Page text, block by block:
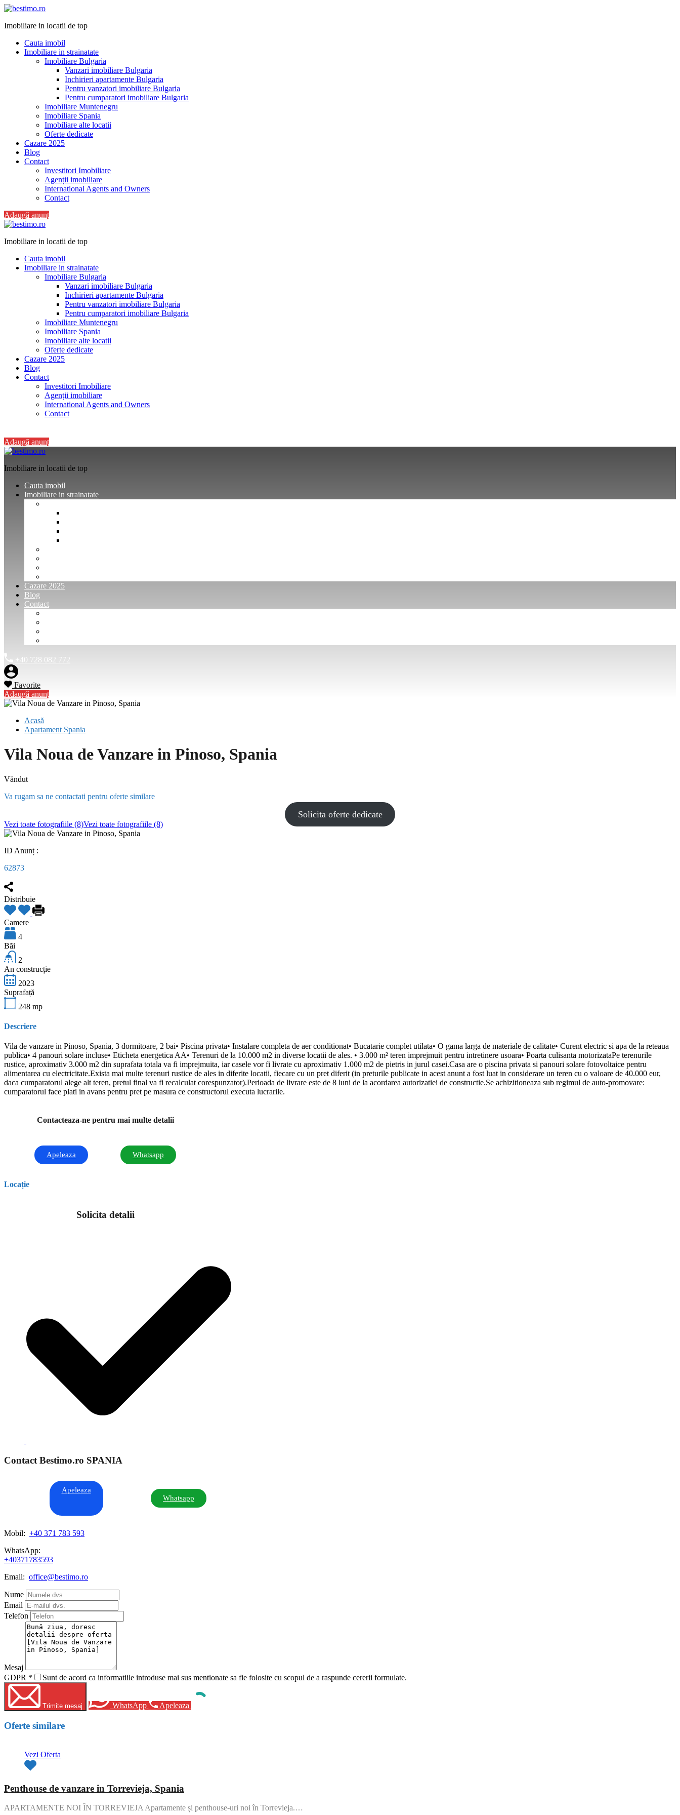
Imobiliare in locatii de top
Cauta imobil
Imobiliare in strainatate
Imobiliare Bulgaria
Vanzari imobiliare Bulgaria
Inchirieri apartamente Bulgaria
Pentru vanzatori imobiliare Bulgaria
Pentru cumparatori imobiliare Bulgaria
Imobiliare Muntenegru
Imobiliare Spania
Imobiliare alte locatii
Oferte dedicate
Cazare 2025
Blog
Contact
Investitori Imobiliare
Agenții imobiliare
International Agents and Owners
Contact
Adaugă anunț
Imobiliare in locatii de top
Cauta imobil
Imobiliare in strainatate
Imobiliare Bulgaria
Vanzari imobiliare Bulgaria
Inchirieri apartamente Bulgaria
Pentru vanzatori imobiliare Bulgaria
Pentru cumparatori imobiliare Bulgaria
Imobiliare Muntenegru
Imobiliare Spania
Imobiliare alte locatii
Oferte dedicate
Cazare 2025
Blog
Contact
Investitori Imobiliare
Agenții imobiliare
International Agents and Owners
Contact
Adaugă anunț
Imobiliare in locatii de top
Cauta imobil
Imobiliare in strainatate
Cazare 2025
Blog
Contact
+40 728 082 772
Favorite
Adaugă anunț
Acasă
Apartament Spania
Vila Noua de Vanzare in Pinoso, Spania
Văndut
Va rugam sa ne contactati pentru oferte similare
Solicita oferte dedicate
Vezi toate fotografiile (8)Vezi toate fotografiile (8)
ID Anunț :
62873
Distribuie
Camere
4
Băi
2
An construcție
2023
Suprafață
248 mp
Descriere
Vila de vanzare in Pinoso, Spania, 3 dormitoare, 2 bai• Piscina privata• Instalare completa de aer conditionat• Bucatarie complet utilata• O gama larga de materiale de calitate• Curent electric si apa de la reteaua
publica• 4 panouri solare incluse• Eticheta energetica AA• Terenuri de la 10.000 m2 in diverse locatii de ales. • 3.000 m² teren imprejmuit pentru intretinere usoara• Poarta culisanta motorizataPe terenurile
rustice, aproximativ 3.000 m2 din suprafata totala va fi imprejmuita, iar casele vor fi livrate cu aproximativ 1.000 m2 de pietris in jurul casei.Casa are o piscina privata si panouri solare fotovoltaice pentru
alimentarea cu electricitate.Exista mai multe terenuri rustice de ales in diferite locatii, fiecare cu un pret diferit (in preturile publicate in acest anunt a fost luat in considerare un teren cu o valoare de 40.000 eur,
daca cumparatorul alege alt teren, pretul final va fi recalculat corespunzator).Perioada de livrare este de 8 luni de la acordarea autorizatiei de constructie.Se achizitioneaza sub regimul de auto-promovare:
cumparatorul face plati in avans pentru pret pe masura ce constructorul executa lucrarile.
Contacteaza-ne pentru mai multe detalii
Apeleaza Whatsapp
Locație
Solicita detalii
Contact Bestimo.ro SPANIA
Apeleaza
Whatsapp
Mobil: +40 371 783 593
WhatsApp:
+40371783593
Email: office@bestimo.ro
Nume
Email
Telefon
Mesaj
GDPR * Sunt de acord ca informatiile introduse mai sus mentionate sa fie folosite cu scopul de a raspunde cererii formulate.
Trimite mesaj WhatsApp Apeleaza
Oferte similare
Vezi Oferta
Penthouse de vanzare in Torrevieja, Spania
APARTAMENTE NOI ÎN TORREVIEJA Apartamente și penthouse-uri noi în Torrevieja.…